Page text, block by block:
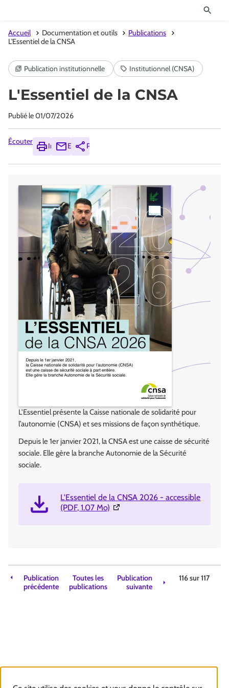
Accueil Documentation et outils
Publications
L'Essentiel de la CNSA
L'Essentiel de la CNSA
Publié le01/07/2026
Écouter
ImprimerEnvoyerPartager
L'Essentiel présente la Caisse nationale de solidarité pour
l’autonomie (CNSA) et ses missions de façon synthétique.
Depuis le 1er janvier 2021, la CNSA est une caisse de sécurité
sociale. Elle gère la branche Autonomie de la Sécurité
sociale.
L'Essentiel de la CNSA 2026 - accessible
(PDF, 1.07 Mo) (Ouverture dans une nouvelle
Publication
précédente
Toutes les
publications
Publication
suivante
116 sur117